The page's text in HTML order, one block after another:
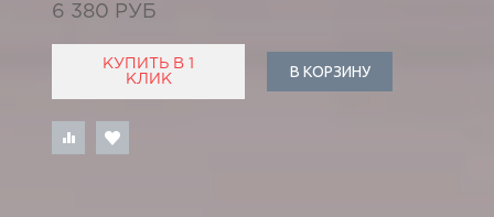
6 380 РУБ
КУПИТЬ В 1
КЛИК
В КОРЗИНУ